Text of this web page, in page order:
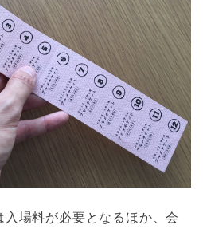
場料が必要となるほか、会